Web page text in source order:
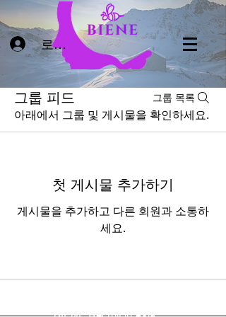
로그인
그룹 피드 그룹 목록
아래에서 그룹 및 게시물을 확인하세요.
첫 게시물 추가하기
게시물을 추가하고 다른 회원과 소통하
세요.